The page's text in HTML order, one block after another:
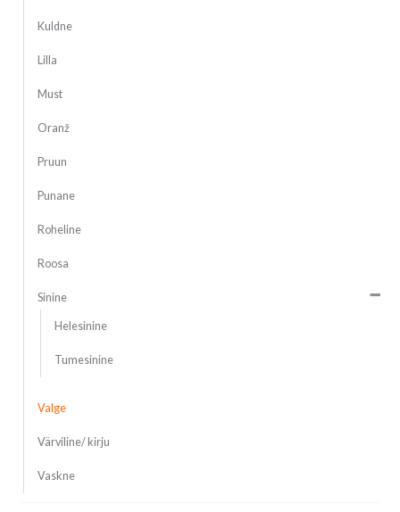
Kuldne
Lilla
Must
Oranž
Pruun
Punane
Roheline
Roosa
Sinine
Helesinine
Tumesinine
Valge
Värviline/ kirju
Vaskne